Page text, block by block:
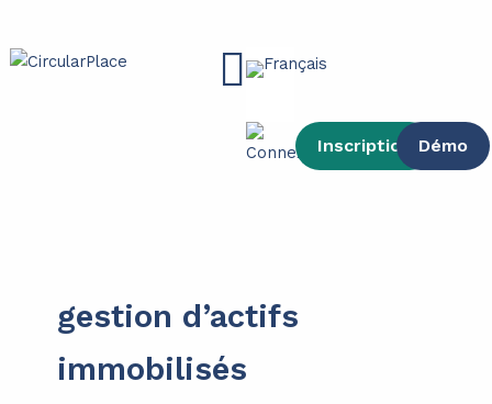
contenu
Main
Inscription Démo
gestion d’actifs
immobilisés